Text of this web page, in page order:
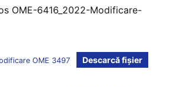
OME-6416_2022-Modificare-
OME 3497 Descarcă fișier